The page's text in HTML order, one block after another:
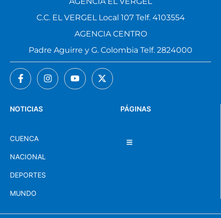
PÁGINAS
NOTICIAS
CUENCA
NACIONAL
DEPORTES
MUNDO
C.C. EL VERGEL Local 107 Telf. 4103554
AGENCIA CENTRO
Padre Aguirre y G. Colombia Telf. 2824000